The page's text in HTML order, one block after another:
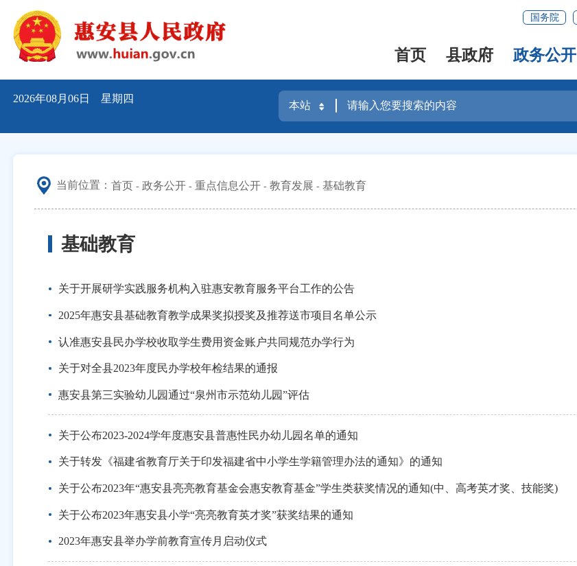
国务院
首页 县政府 政务公开
2026年08月06日 星期四
当前位置： 首页 政务公开 重点信息公开 教育发展 基础教育
基础教育
关于开展研学实践服务机构入驻惠安教育服务平台工作的公告
2025年惠安县基础教育教学成果奖拟授奖及推荐送市项目名单公示
认准惠安县民办学校收取学生费用资金账户共同规范办学行为
关于对全县2023年度民办学校年检结果的通报
惠安县第三实验幼儿园通过“泉州市示范幼儿园”评估
关于公布2023-2024学年度惠安县普惠性民办幼儿园名单的通知
关于转发《福建省教育厅关于印发福建省中小学生学籍管理办法的通知》的通知
关于公布2023年“惠安县亮亮教育基金会惠安教育基金”学生类获奖情况的通知(中、高考英才奖、技能奖)
关于公布2023年惠安县小学“亮亮教育英才奖”获奖结果的通知
2023年惠安县举办学前教育宣传月启动仪式